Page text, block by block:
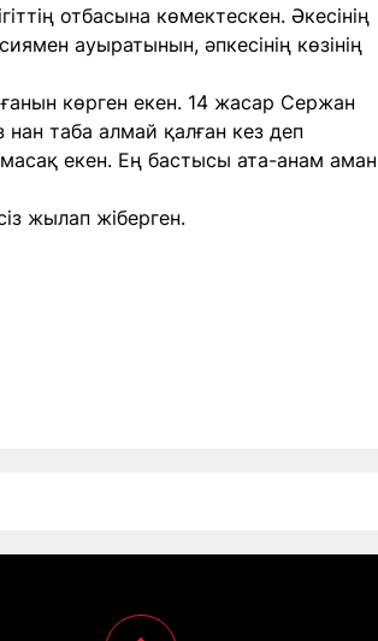
отбасына көмектескен. Әкесінің
ауыратынын, әпкесінің көзінің
көрген екен. 14 жасар Сержан
нан таба алмай қалған кез деп
екен. Ең бастысы ата-анам аман
жылап жіберген.